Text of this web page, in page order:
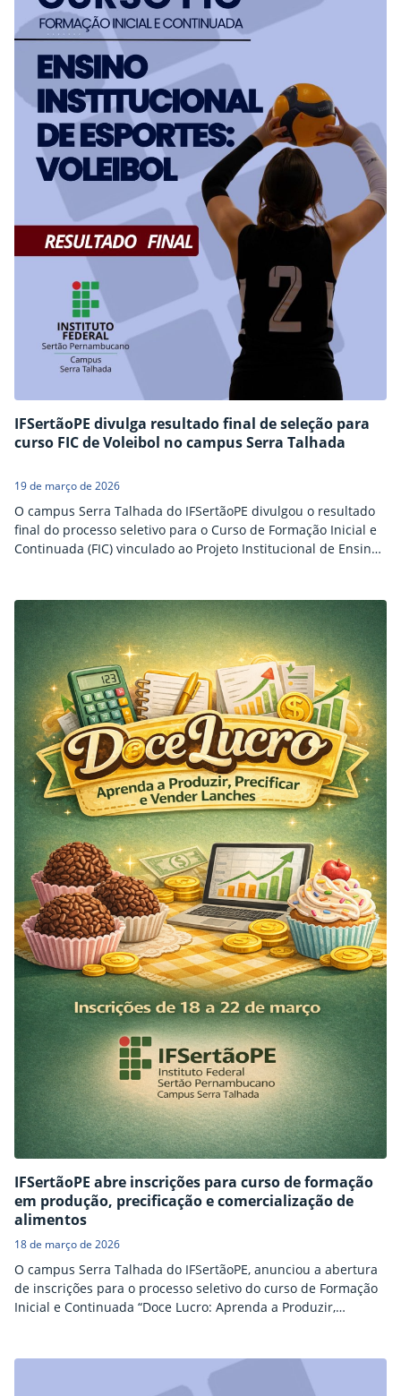
IFSertãoPE divulga resultado final de seleção para
curso FIC de Voleibol no campus Serra Talhada
19 de março de 2026
O campus Serra Talhada do IFSertãoPE divulgou o resultado
final do processo seletivo para o Curso de Formação Inicial e
Continuada (FIC) vinculado ao Projeto Institucional de Ensino
Coordenação de Extensão e Relações Institucionais, com
transmissão on-line via Google Meet para…
IFSertãoPE abre inscrições para curso de formação
em produção, precificação e comercialização de
alimentos
18 de março de 2026
O campus Serra Talhada do IFSertãoPE, anunciou a abertura
de inscrições para o processo seletivo do curso de Formação
Inicial e Continuada “Doce Lucro: Aprenda a Produzir,
foco no desenvolvimento de competências relacionadas ao
empreendedorismo e à geração de renda. Com carga…